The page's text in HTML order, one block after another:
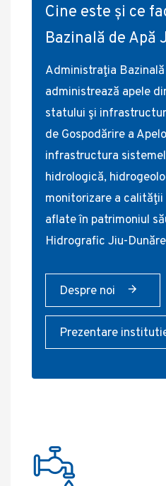
Cine este și ce
Bazinală de Apă
Administraţia
administrează apele
statului şi
de Gospodărire a
infrastructura
hidrologică,
monitorizare a calităţii
aflate în patrimoniul
Hidrografic Jiu-
Despre noi
Prezentare